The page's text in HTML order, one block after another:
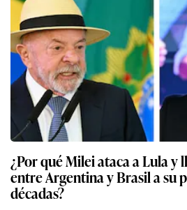
¿Por qué Milei ataca a Lula y
entre Argentina y Brasil a su
décadas?